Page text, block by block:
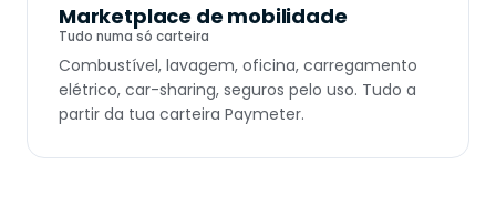
Marketplace de mobilidade
Tudo numa só carteira
Combustível, lavagem, oficina, carregamento
elétrico, car-sharing, seguros pelo uso. Tudo a
partir da tua carteira Paymeter.